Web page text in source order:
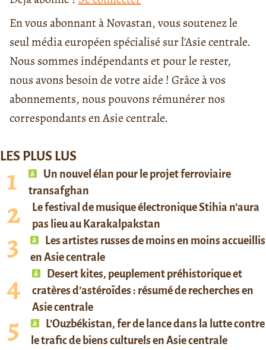
En vous abonnant à Novastan, vous soutenez le
seul média européen spécialisé sur l'Asie centrale.
Nous sommes indépendants et pour le rester,
nous avons besoin de votre aide ! Grâce à vos
abonnements, nous pouvons rémunérer nos
correspondants en Asie centrale.
LES PLUS LUS
Un nouvel élan pour le projet ferroviaire
transafghan
Le festival de musique électronique Stihia n’aura
pas lieu au Karakalpakstan
Les artistes russes de moins en moins accueillis
en Asie centrale
Desert kites, peuplement préhistorique et
cratères d’astéroïdes : résumé de recherches en
Asie centrale
L’Ouzbékistan, fer de lance dans la lutte contre
le trafic de biens culturels en Asie centrale